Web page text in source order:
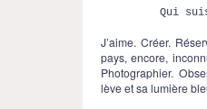
Qui
J’aime. Créer.
pays, encore,
Photographier.
lève et sa lumière